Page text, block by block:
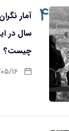
۴
سال در
چیست؟
۱۴۰۵/